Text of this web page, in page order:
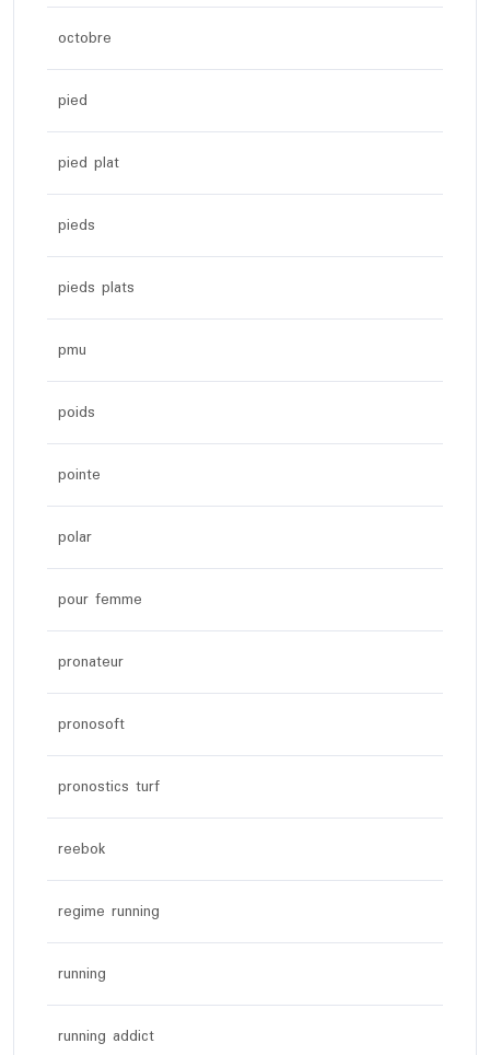
octobre
pied
pied plat
pieds
pieds plats
pmu
poids
pointe
polar
pour femme
pronateur
pronosoft
pronostics turf
reebok
regime running
running
running addict